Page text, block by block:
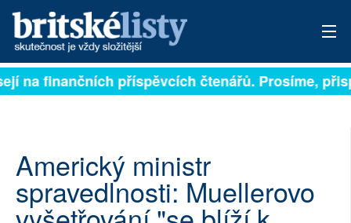
PŘIHLÁSIT
ARCHIV
ROZHOVORY
na finančních příspěvcích čtenářů. Prosíme,
Americký ministr
spravedlnosti: Muellerovo